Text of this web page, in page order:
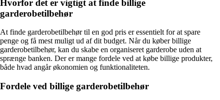
Hvorfor det er vigtigt at finde billige
garderobetilbehør
At finde garderobetilbehør til en god pris er essentielt for at spare
penge og få mest muligt ud af dit budget. Når du køber billige
garderobetilbehør, kan du skabe en organiseret garderobe uden at
sprænge banken. Der er mange fordele ved at købe billige produkter,
både hvad angår økonomien og funktionaliteten.
Fordele ved billige garderobetilbehør